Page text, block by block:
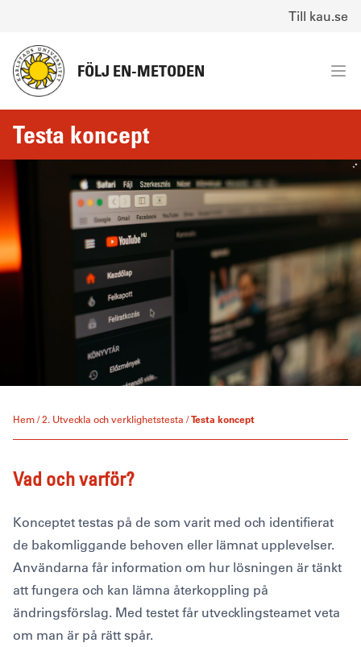
Till kau.se
FÖLJ EN-METODEN
Testa koncept
Hem/2. Utveckla och verklighetstesta /Testa koncept
Vad och varför?
Konceptet testas på de som varit med och identifierat
de bakomliggande behoven eller lämnat upplevelser.
Användarna får information om hur lösningen är tänkt
att fungera och kan lämna återkoppling på
ändringsförslag. Med testet får utvecklingsteamet veta
om man är på rätt spår.